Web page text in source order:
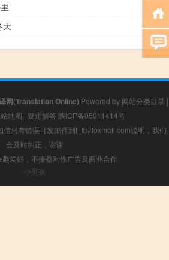
天
网(Translation Online) Powered by 网站分类目录 |
地图 | 疑难解答 陕ICP备05011414号
信息有错误可发邮件到f_fb#foxmail.com说明，我们
会及时纠正，谢谢
爱好，不接盈利性广告及商业合作
小男孩